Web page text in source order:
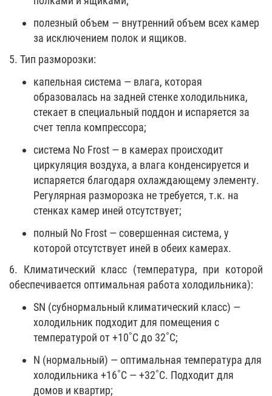
полезный объем — внутренний объем всех камер
за исключением полок и ящиков.
5. Тип разморозки:
капельная система — влага, которая
образовалась на задней стенке холодильника,
стекает в специальный поддон и испаряется за
счет тепла компрессора;
система No Frost — в камерах происходит
циркуляция воздуха, а влага конденсируется и
испаряется благодаря охлаждающему элементу.
Регулярная разморозка не требуется, т.к. на
стенках камер иней отсутствует;
полный No Frost — совершенная система, у
которой отсутствует иней в обеих камерах.
6. Климатический класс (температура, при которой
обеспечивается оптимальная работа холодильника):
SN (субнормальный климатический класс) —
холодильник подходит для помещения с
температурой от +10˚С до 32˚С;
N (нормальный) — оптимальная температура для
холодильника +16˚С — +32˚С. Подходит для
домов и квартир;